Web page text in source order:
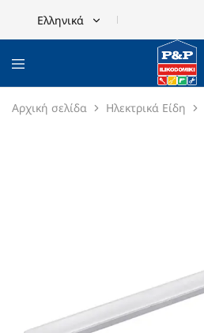
Ελληνικά
English
Αρχική σελίδα Ηλεκτρικά Είδη